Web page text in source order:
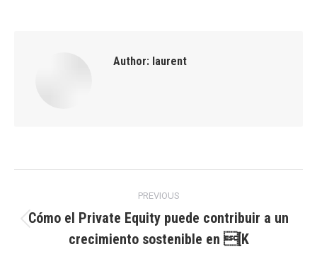
Author: laurent
navigation
PREVIOUS
Previous
post:
Cómo el Private Equity puede contribuir a un
crecimiento sostenible en [K